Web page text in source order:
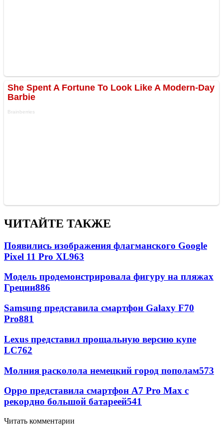
ЧИТАЙТЕ ТАКЖЕ
Появились изображения флагманского Google
Pixel 11 Pro XL963
Модель продемонстрировала фигуру на пляжах
Греции886
Samsung представила смартфон Galaxy F70
Pro881
Lexus представил прощальную версию купе
LC762
Молния расколола немецкий город пополам573
Oppo представила смартфон A7 Pro Max с
рекордно большой батареей541
Читать комментарии